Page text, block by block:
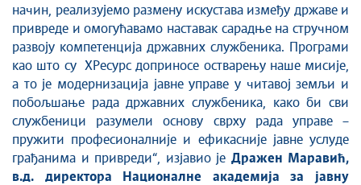
начин, реализујемо размену искустава између државе и
привреде и омогућавамо наставак сарадње на стручном
развоју компетенција државних службеника. Програми
као што су ХРесурс доприносе остварењу наше мисије,
а то је модернизација јавне управе у читавој земљи и
побољшање рада државних службеника, како би сви
службеници разумели основу сврху рада управе –
пружити професионалније и ефикасније јавне услуде
грађанима и привреди“, изјавио је Дражен Маравић,
в.д. директора Националне академија за јавну